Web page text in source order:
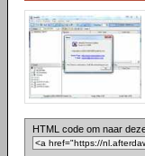
HTML code om naar